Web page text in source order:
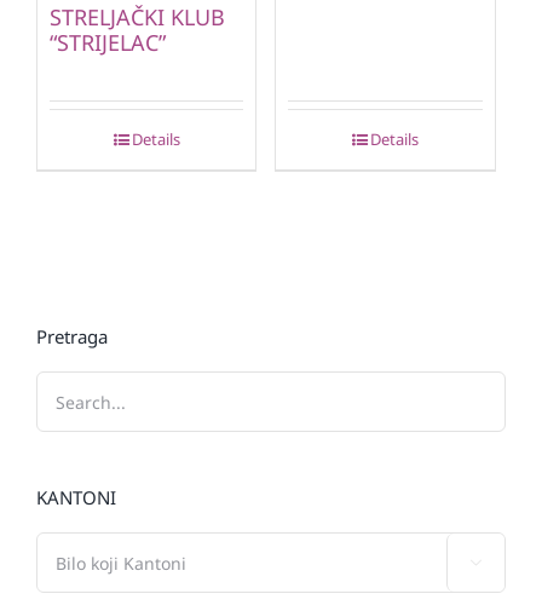
STRELJAČKI KLUB
“STRIJELAC”
Details Details
Pretraga
KANTONI